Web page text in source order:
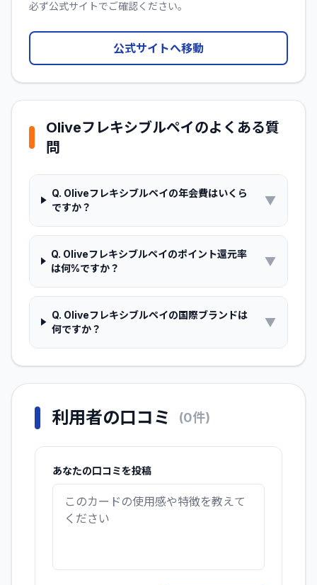
必ず公式サイトでご確認ください。
公式サイトへ移動
Oliveフレキシブルペイのよくある質
問
Q. Oliveフレキシブルペイの年会費はいくら
ですか？
▼
Q. Oliveフレキシブルペイのポイント還元率
は何%ですか？
▼
Q. Oliveフレキシブルペイの国際ブランドは
何ですか？
▼
利用者の口コミ (0件)
あなたの口コミを投稿